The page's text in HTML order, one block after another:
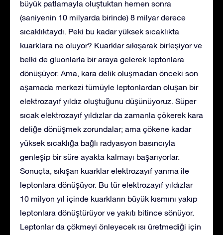
büyük patlamayla oluştuktan hemen sonra
(saniyenin 10 milyarda birinde) 8 milyar derece
sıcaklıktaydı. Peki bu kadar yüksek sıcaklıkta
kuarklara ne oluyor? Kuarklar sıkışarak birleşiyor ve
belki de gluonlarla bir araya gelerek leptonlara
dönüşüyor. Ama, kara delik oluşmadan önceki son
aşamada merkezi tümüyle leptonlardan oluşan bir
elektrozayıf yıldız oluştuğunu düşünüyoruz. Süper
sıcak elektrozayıf yıldızlar da zamanla çökerek kara
deliğe dönüşmek zorundalar; ama çökene kadar
yüksek sıcaklığa bağlı radyasyon basıncıyla
genleşip bir süre ayakta kalmayı başarıyorlar.
Sonuçta, sıkışan kuarklar elektrozayıf yanma ile
leptonlara dönüşüyor. Bu tür elektrozayıf yıldızlar
10 milyon yıl içinde kuarkların büyük kısmını yakıp
leptonlara dönüştürüyor ve yakıtı bitince sönüyor.
Leptonlar da çökmeyi önleyecek ısı üretmediği için